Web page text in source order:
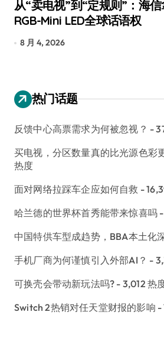
从“卖电视”到“定规则”：海
RGB-Mini LED全球话语权
8 月 4, 2026
热门话题
反馈中心高票需求为何被忽视？ -
买电视，分区数量真的比光源色彩
热度
面对网络拉踩车企应如何自救 -
哈兰德的世界杯首秀能带来惊喜吗
中国特供车型成趋势，BBA本土化
手机厂商为何谨慎引入外部AI？ -
可换壳会带动新玩法吗? - 3,012 热
Switch 2热销对任天堂财报的影响 -